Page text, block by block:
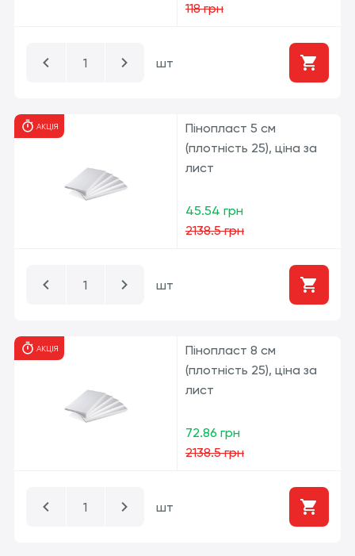
118 грн
шт
АКЦІЯ
Пінопласт 5 см
(плотність 25), ціна за
лист
45.54 грн
2138.5 грн
шт
АКЦІЯ
Пінопласт 8 см
(плотність 25), ціна за
лист
72.86 грн
2138.5 грн
шт